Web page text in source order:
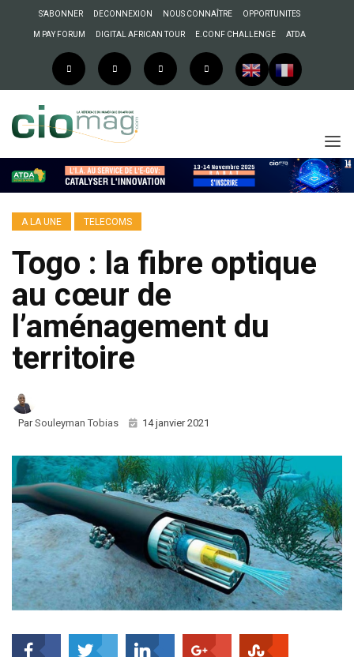
S’ABONNER DECONNEXION NOUS CONNAÎTRE OPPORTUNITES
M PAY FORUM DIGITAL AFRICAN TOUR E.CONF CHALLENGE ATDA
A LA UNE TELECOMS
Togo : la fibre optique
au cœur de
l’aménagement du
territoire
ParSouleyman Tobias 14 janvier 2021